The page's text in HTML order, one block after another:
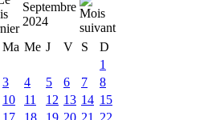
Septembre
2024
Ma Me J V S
D
1
3 4 5 6 7
8
10 11 12 13 14 15